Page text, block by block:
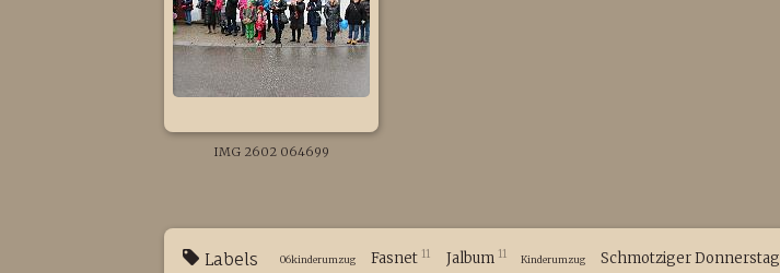
IMG 2602 064699
Labels 06kinderumzug Fasnet 11 Jalbum 11 Kinderumzug Schmotziger Donnerstag